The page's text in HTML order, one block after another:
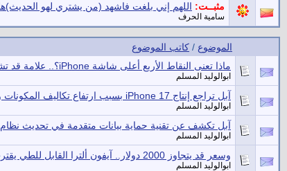
مثبــت: اللهم إني بلغت فاشهد (من يشتري لهو
سامية الحرف
الموضوع / كاتب الموضوع
ماذا تعنى النقاط الأربع أعلى شاشة iPhone؟.. علامة قد تشير إلى مشكلة
ابوالوليد المسلم
آبل تراجع إنتاج iPhone 17 بسبب ارتفاع تكاليف المكونات ونقص الذاكرة
ابوالوليد المسلم
آبل تكشف عن تقنية حماية بيانات متقدمة في تحديث
ابوالوليد المسلم
وسعر قد يتجاوز 2000 دولار.. آيفون ألترا القابل للطي يقترب من الواقع.. شاشة شبه خالية
ابوالوليد المسلم